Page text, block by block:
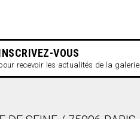
VOUS
recevoir les actualités de la galerie